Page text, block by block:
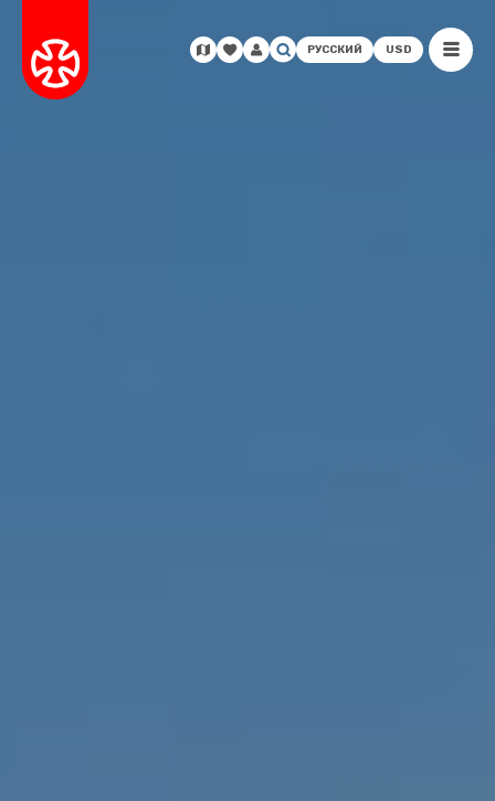
РУССКИЙ USD